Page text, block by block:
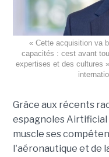
« Cette acquisition va
capacités : cest avant
expertises et des cultures
Grâce aux récents
espagnoles Airtificial
muscle ses
l'aéronautique et de